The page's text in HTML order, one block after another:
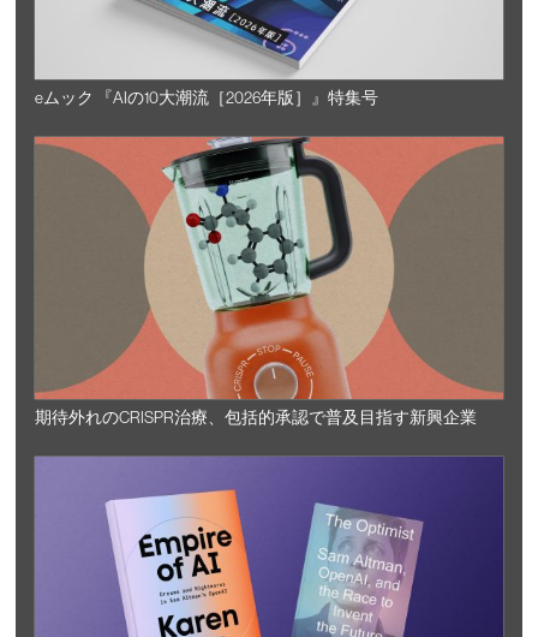
eムック 『AIの10大潮流［2026年版］』特集号
期待外れのCRISPR治療、包括的承認で普及目指す新興企業